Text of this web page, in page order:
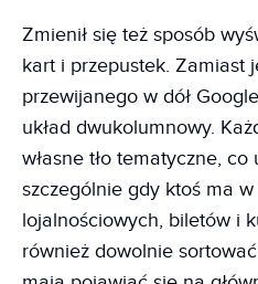
Zmienił się też sposób
kart i przepustek. Zamiast
przewijanego w dół
układ dwukolumnowy.
własne tło tematyczne,
szczególnie gdy ktoś ma
lojalnościowych, biletów i
również dowolnie